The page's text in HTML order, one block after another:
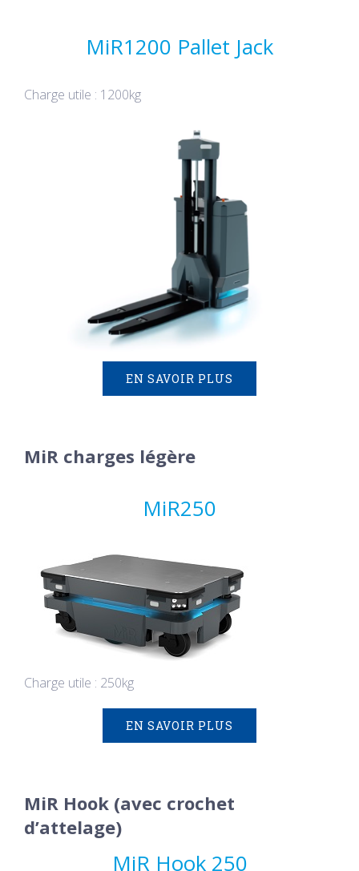
MiR1200 Pallet Jack
Charge utile : 1200kg
EN SAVOIR PLUS
MiR charges légère
MiR250
Charge utile : 250kg
EN SAVOIR PLUS
MiR Hook (avec crochet
d’attelage)
MiR Hook 250